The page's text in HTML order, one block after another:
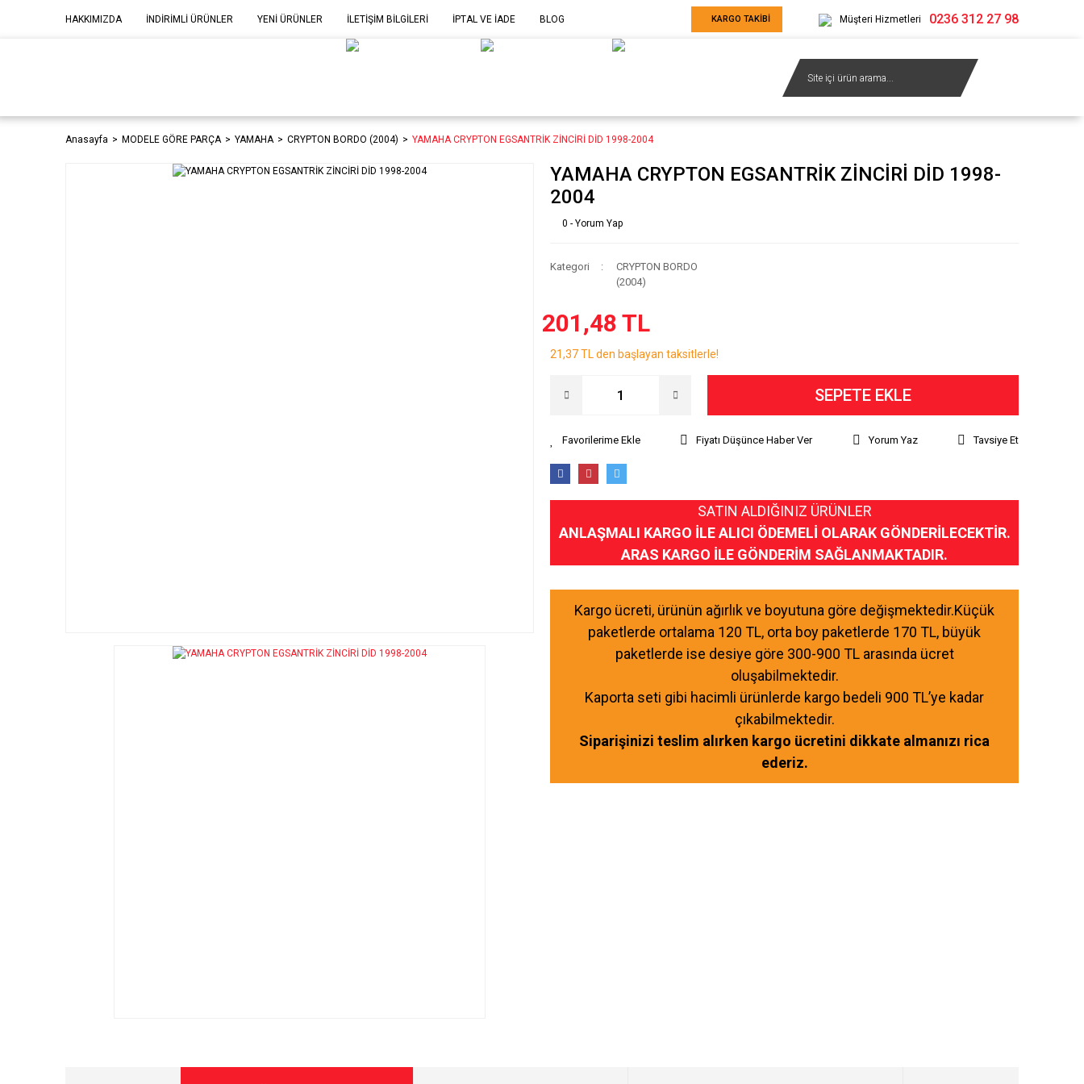
HAKKIMIZDA İNDİRİMLİ ÜRÜNLER YENİ ÜRÜNLER İLETİŞİM BİLGİLERİ İPTAL VE İADE BLOG KARGO TAKİBİ Müşteri Hizmetleri 0236 312 27 98
Anasayfa MODELE GÖRE PARÇA YAMAHA CRYPTON BORDO (2004) YAMAHA CRYPTON EGSANTRİK ZİNCİRİ DİD 1998-2004
YAMAHA CRYPTON EGSANTRİK ZİNCİRİ DİD 1998-
2004
0 - Yorum Yap
Kategori
CRYPTON BORDO
(2004)
201,48 TL
21,37 TL den başlayan taksitlerle!
SEPETE EKLE
Fiyatı Düşünce Haber Ver Yorum Yaz Tavsiye Et
SATIN ALDIĞINIZ ÜRÜNLER
ANLAŞMALI KARGO İLE ALICI ÖDEMELİ OLARAK GÖNDERİLECEKTİR.
ARAS KARGO İLE GÖNDERİM SAĞLANMAKTADIR.
Kargo ücreti, ürünün ağırlık ve boyutuna göre değişmektedir.Küçük
paketlerde ortalama 120 TL, orta boy paketlerde 170 TL, büyük
paketlerde ise desiye göre 300-900 TL arasında ücret
oluşabilmektedir.
Kaporta seti gibi hacimli ürünlerde kargo bedeli 900 TL’ye kadar
çıkabilmektedir.
Siparişinizi teslim alırken kargo ücretini dikkate almanızı rica
ederiz.